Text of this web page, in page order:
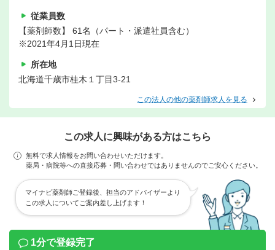
従業員数
【薬剤師数】 61名（パート・派遣社員含む）
※2021年4月1日現在
所在地
北海道千歳市桂木１丁目3-21
この法人の他の薬剤師求人を見る
この求人に興味がある方はこちら
無料で求人情報をお問い合わせいただけます。
薬局・病院等への直接応募・問い合わせではありませんのでご安心ください。
マイナビ薬剤師ご登録後、担当のアドバイザーより
この求人についてご案内差し上げます！
1分で登録完了